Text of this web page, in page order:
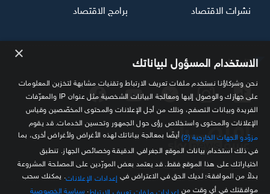
تابعنا
مصدرك الموثوق للمعلومة الاقتصادية
نشرات الاقتصاد برامج الاقتصاد
× الاستخدام المسؤول لبياناتك
نحن وشركاؤنا نستخدم ملفات تعريف الارتباط وتقنيات مشابهة لتخزين المعلومات
على جهازك والوصول إليها ومعالجة البيانات الشخصية مثل عنوان IP والمعرّفات
الفريدة وبيانات التصفح، وذلك من أجل الإعلانات والمحتوى المخصّصين وقياس
الإعلانات والمحتوى واستخلاص رؤى حول الجمهور وتحسين الخدمات. قد يقوم
مزوّدو الجهات الخارجية (2)
أيضًا بمعالجة بياناتك لهذه الأغراض ولأغراض أخرى، بما
في ذلك استخدام بيانات الموقع الجغرافي الدقيقة وخصائص الجهاز. تنطبق
اختياراتك على هذا الموقع فقط. قد يعتمد بعض المورّدين على المصلحة المشروعة
بدلاً من الموافقة؛ لديك الحق في الاعتراض في إعدادات الإعلانات . يمكنك سحب
موافقتك في أي وقت من إعدادات ملفات تعريف الارتباط سياسة الخصوصية